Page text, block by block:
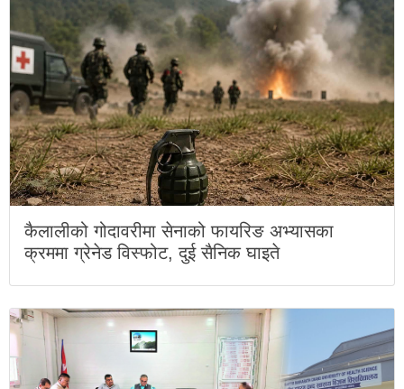
कैलालीको गोदावरीमा सेनाको फायरिङ अभ्यासका
क्रममा ग्रेनेड विस्फोट, दुई सैनिक घाइते